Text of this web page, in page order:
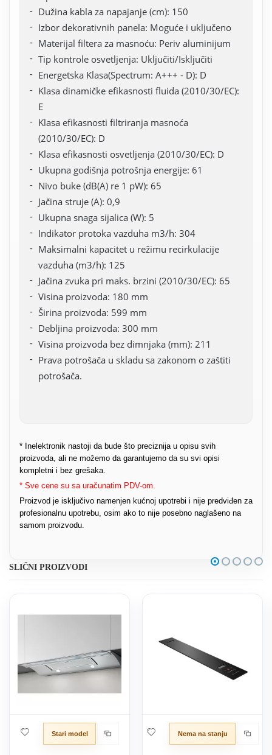
Dužina kabla za napajanje (cm): 150
Izbor dekorativnih panela: Moguće i uključeno
Materijal filtera za masnoću: Periv aluminijum
Tip kontrole osvetljenja: Uključiti/Isključiti
Energetska Klasa(Spectrum: A+++ - D): D
Klasa dinamičke efikasnosti fluida (2010/30/EC):
E
Klasa efikasnosti filtriranja masnoća
(2010/30/EC): D
Klasa efikasnosti osvetljenja (2010/30/EC): D
Ukupna godišnja potrošnja energije: 61
Nivo buke (dB(A) re 1 pW): 65
Jačina struje (A): 0,9
Ukupna snaga sijalica (W): 5
Indikator protoka vazduha m3/h: 304
Maksimalni kapacitet u režimu recirkulacije
vazduha (m3/h): 125
Jačina zvuka pri maks. brzini (2010/30/EC): 65
Visina proizvoda: 180 mm
Širina proizvoda: 599 mm
Debljina proizvoda: 300 mm
Visina proizvoda bez dimnjaka (mm): 211
Prava potrošača u skladu sa zakonom o zaštiti
potrošača.
* Inelektronik nastoji da bude što preciznija u opisu svih
proizvoda, ali ne možemo da garantujemo da su svi opisi
kompletni i bez grešaka.
* Sve cene su sa uračunatim PDV-om.
Proizvod je isključivo namenjen kućnoj upotrebi i nije predviđen za
profesionalnu upotrebu, osim ako to nije posebno naglašeno na
samom proizvodu.
SLIČNI PROIZVODI
Stari model Nema na stanju